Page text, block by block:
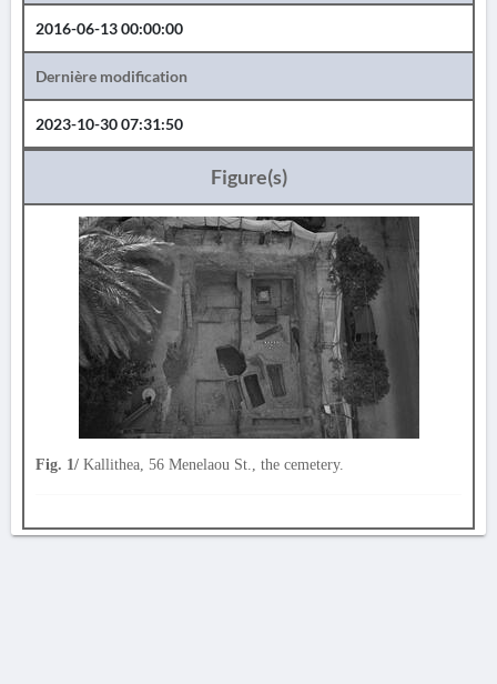
2016-06-13 00:00:00
Dernière modification
2023-10-30 07:31:50
Figure(s)
Fig. 1/ Kallithea, 56 Menelaou St., the cemetery.